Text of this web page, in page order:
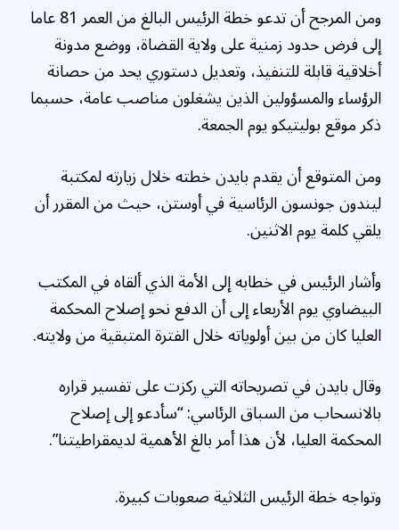
ومن المرجح أن تدعو خطة الرئيس البالغ من العمر 81 عاما
إلى فرض حدود زمنية على ولاية القضاة، ووضع مدونة
أخلاقية قابلة للتنفيذ، وتعديل دستوري يحد من حصانة
الرؤساء والمسؤولين الذين يشغلون مناصب عامة، حسبما
ذكر موقع بوليتيكو يوم الجمعة.
ومن المتوقع أن يقدم بايدن خطته خلال زيارته لمكتبة
ليندون جونسون الرئاسية في أوستن، حيث من المقرر أن
يلقي كلمة يوم الاثنين.
وأشار الرئيس في خطابه إلى الأمة الذي ألقاه في المكتب
البيضاوي يوم الأربعاء إلى أن الدفع نحو إصلاح المحكمة
العليا كان من بين أولوياته خلال الفترة المتبقية من ولايته.
وقال بايدن في تصريحاته التي ركزت على تفسير قراره
بالانسحاب من السباق الرئاسي: “سأدعو إلى إصلاح
المحكمة العليا، لأن هذا أمر بالغ الأهمية لديمقراطيتنا”.
وتواجه خطة الرئيس الثلاثية صعوبات كبيرة.